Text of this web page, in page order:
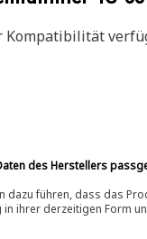
Kompatibilität
des Herstellers
führen, dass das
ihrer derzeitigen Form